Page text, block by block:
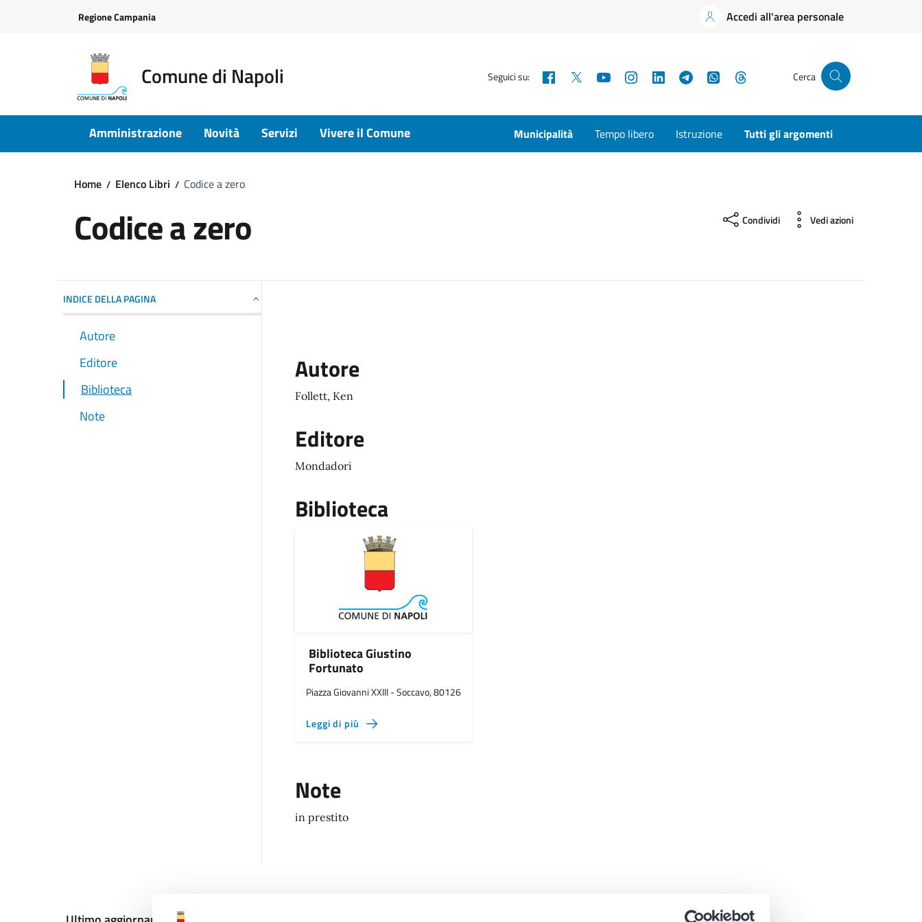
Regione Campania Accedi all'area personale
Comune di Napoli Seguici su: Facebook YouTubeInstagramLinkedInTelegramWhatsApp Cerca
Amministrazione Novità Servizi Vivere il Comune Municipalità Tempo libero Istruzione Tutti gli argomenti
Home Elenco Libri Codice a zero
Codice a zero Condividi Vedi azioni
INDICE DELLA PAGINA
Autore
Editore
Biblioteca
Note
Autore
Follett, Ken
Editore
Mondadori
Biblioteca
Biblioteca Giustino
Fortunato
Piazza Giovanni XXIII - Soccavo, 80126
Leggi di più
Note
in prestito